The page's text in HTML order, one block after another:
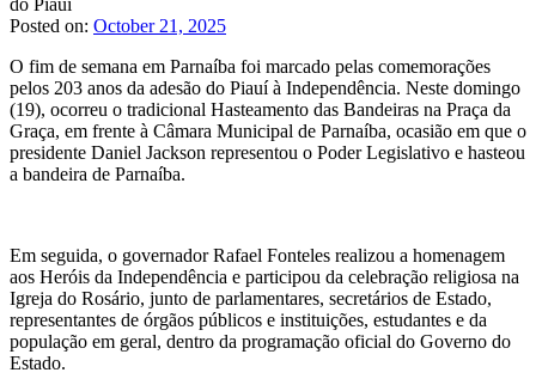
Posted on: October 21, 2025
O fim de semana em Parnaíba foi marcado pelas comemorações
pelos 203 anos da adesão do Piauí à Independência. Neste domingo
(19), ocorreu o tradicional Hasteamento das Bandeiras na Praça da
Graça, em frente à Câmara Municipal de Parnaíba, ocasião em que o
presidente Daniel Jackson representou o Poder Legislativo e hasteou
a bandeira de Parnaíba.
Em seguida, o governador Rafael Fonteles realizou a homenagem
aos Heróis da Independência e participou da celebração religiosa na
Igreja do Rosário, junto de parlamentares, secretários de Estado,
representantes de órgãos públicos e instituições, estudantes e da
população em geral, dentro da programação oficial do Governo do
Estado.